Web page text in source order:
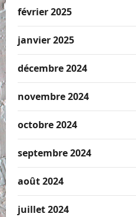
février 2025
janvier 2025
décembre 2024
novembre 2024
octobre 2024
septembre 2024
août 2024
juillet 2024